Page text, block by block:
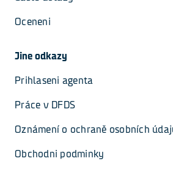
Oceneni
Jine odkazy
Prihlaseni agenta
Práce v DFDS
Oznámení o ochraně osobních
Obchodni podminky